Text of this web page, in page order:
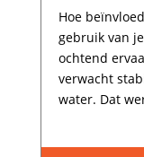
Hoe
gebruik van
ochtend
verwacht
water.​ Dat